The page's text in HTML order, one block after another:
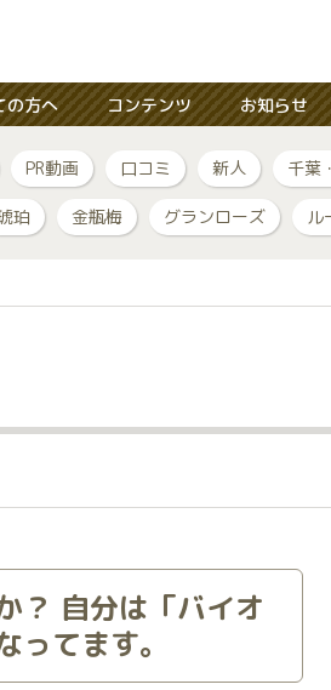
の方へ コンテンツ お知らせ
PR動画 口コミ 新人 千葉
珀 金瓶梅 グランローズ ル
？ 自分は「バイオ
てます。